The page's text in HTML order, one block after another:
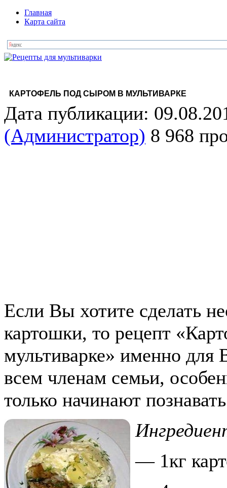
Главная
Карта сайта
КАРТОФЕЛЬ ПОД СЫРОМ В МУЛЬТИВАРКЕ
Дата публикации:
(Администратор) 8 968
Если Вы хотите сделать
картошки, то рецепт
мультиварке» именно для
всем членам семьи,
только начинают
— 1кг